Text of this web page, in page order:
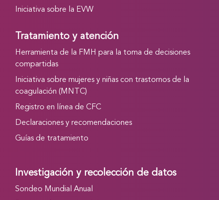
Iniciativa sobre la EVW
Tratamiento y atención
Herramienta de la FMH para la toma de decisiones
compartidas
Iniciativa sobre mujeres y niñas con trastornos de la
coagulación (MNTC)
Registro en línea de CFC
Declaraciones y recomendaciones
Guías de tratamiento
Investigación y recolección de datos
Sondeo Mundial Anual